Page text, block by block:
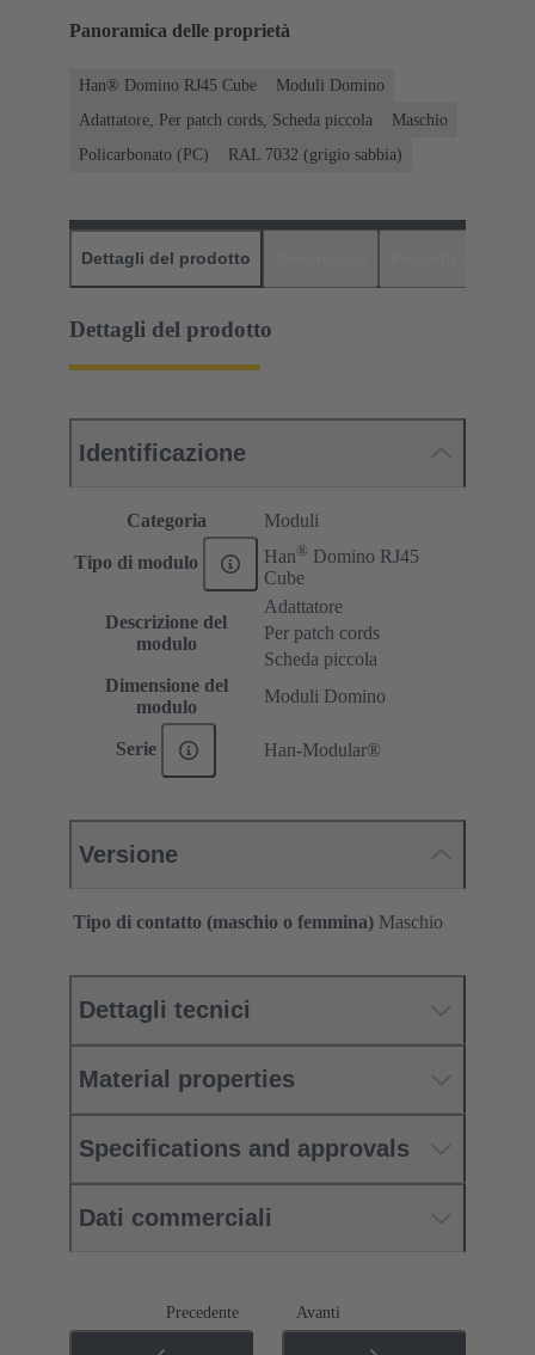
Panoramica delle proprietà
Han® Domino RJ45 Cube
Moduli Domino
Adattatore, Per patch cords, Scheda piccola
Maschio
Policarbonato (PC)
RAL 7032 (grigio sabbia)
Dettagli del prodotto
Dettagli del prodotto
Identificazione
Categoria Moduli
Tipo di modulo Han® Domino RJ45
Cube
Descrizione del
modulo
Adattatore
Per patch cords
Scheda piccola
Dimensione del
modulo
Moduli Domino
Serie Han-Modular®
Versione
Tipo di contatto (maschio o femmina) Maschio
Dettagli tecnici
Material properties
Specifications and approvals
Dati commerciali
Precedente Avanti